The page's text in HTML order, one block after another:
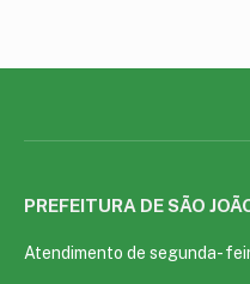
PREFEITURA DE SÃO
Atendimento de segunda-